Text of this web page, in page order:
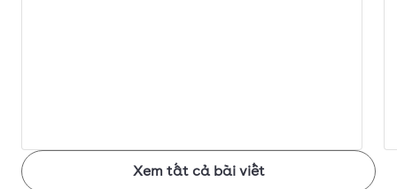
Xem tất cả bài viết